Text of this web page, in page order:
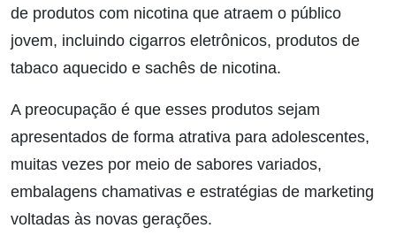
de produtos com nicotina que atraem o público
jovem, incluindo cigarros eletrônicos, produtos de
tabaco aquecido e sachês de nicotina.
A preocupação é que esses produtos sejam
apresentados de forma atrativa para adolescentes,
muitas vezes por meio de sabores variados,
embalagens chamativas e estratégias de marketing
voltadas às novas gerações.